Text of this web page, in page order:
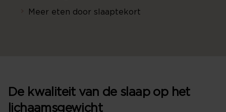
Meer eten door slaaptekort
De kwaliteit van de slaap op het
lichaamsgewicht